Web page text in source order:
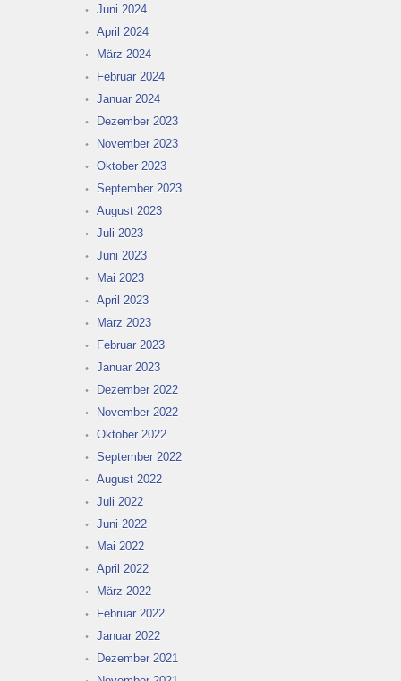
Juni 2024
April 2024
März 2024
Februar 2024
Januar 2024
Dezember 2023
November 2023
Oktober 2023
September 2023
August 2023
Juli 2023
Juni 2023
Mai 2023
April 2023
März 2023
Februar 2023
Januar 2023
Dezember 2022
November 2022
Oktober 2022
September 2022
August 2022
Juli 2022
Juni 2022
Mai 2022
April 2022
März 2022
Februar 2022
Januar 2022
Dezember 2021